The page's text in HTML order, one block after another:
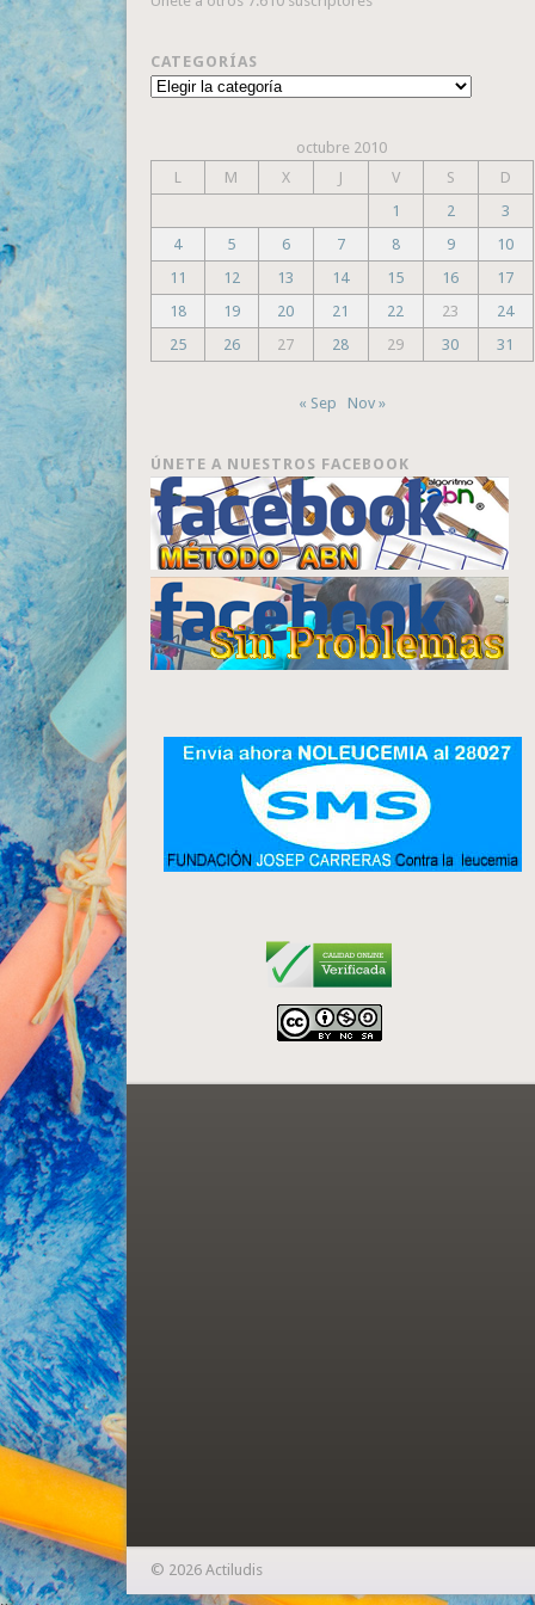
CATEGORÍAS
Categorías
octubre 2010
L
M X J V S
D
1
2
3
4
5 6 7 8 9
10
11
12 13 14 15 16
17
18
19 20 21 22 23
24
25
26 27 28 29 30 31
« Sep Nov »
ÚNETE A NUESTROS FACEBOOK
© 2026 Actiludis